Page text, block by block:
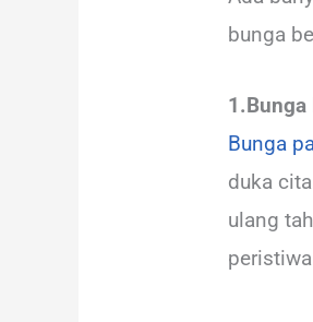
bunga
1.Bunga
Bunga
duka
ulang